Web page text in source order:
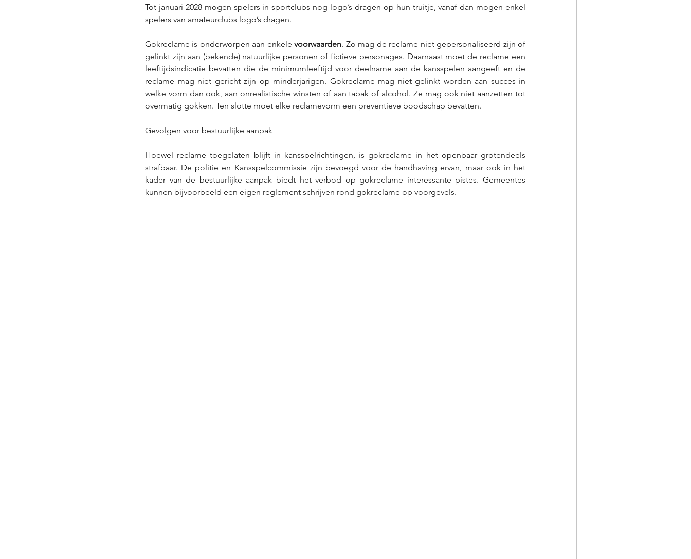
Tot januari 2028 mogen spelers in sportclubs nog logo’s dragen op hun truitje, vanaf dan mogen enkel
spelers van amateurclubs logo’s dragen.
Gokreclame is onderworpen aan enkele voorwaarden. Zo mag de reclame niet gepersonaliseerd zijn of
gelinkt zijn aan (bekende) natuurlijke personen of fictieve personages. Daarnaast moet de reclame een
leeftijdsindicatie bevatten die de minimumleeftijd voor deelname aan de kansspelen aangeeft en de
reclame mag niet gericht zijn op minderjarigen. Gokreclame mag niet gelinkt worden aan succes in
welke vorm dan ook, aan onrealistische winsten of aan tabak of alcohol. Ze mag ook niet aanzetten tot
overmatig gokken. Ten slotte moet elke reclamevorm een preventieve boodschap bevatten.
Gevolgen voor bestuurlijke aanpak
Hoewel reclame toegelaten blijft in kansspelrichtingen, is gokreclame in het openbaar grotendeels
strafbaar. De politie en Kansspelcommissie zijn bevoegd voor de handhaving ervan, maar ook in het
kader van de bestuurlijke aanpak biedt het verbod op gokreclame interessante pistes. Gemeentes
kunnen bijvoorbeeld een eigen reglement schrijven rond gokreclame op voorgevels.